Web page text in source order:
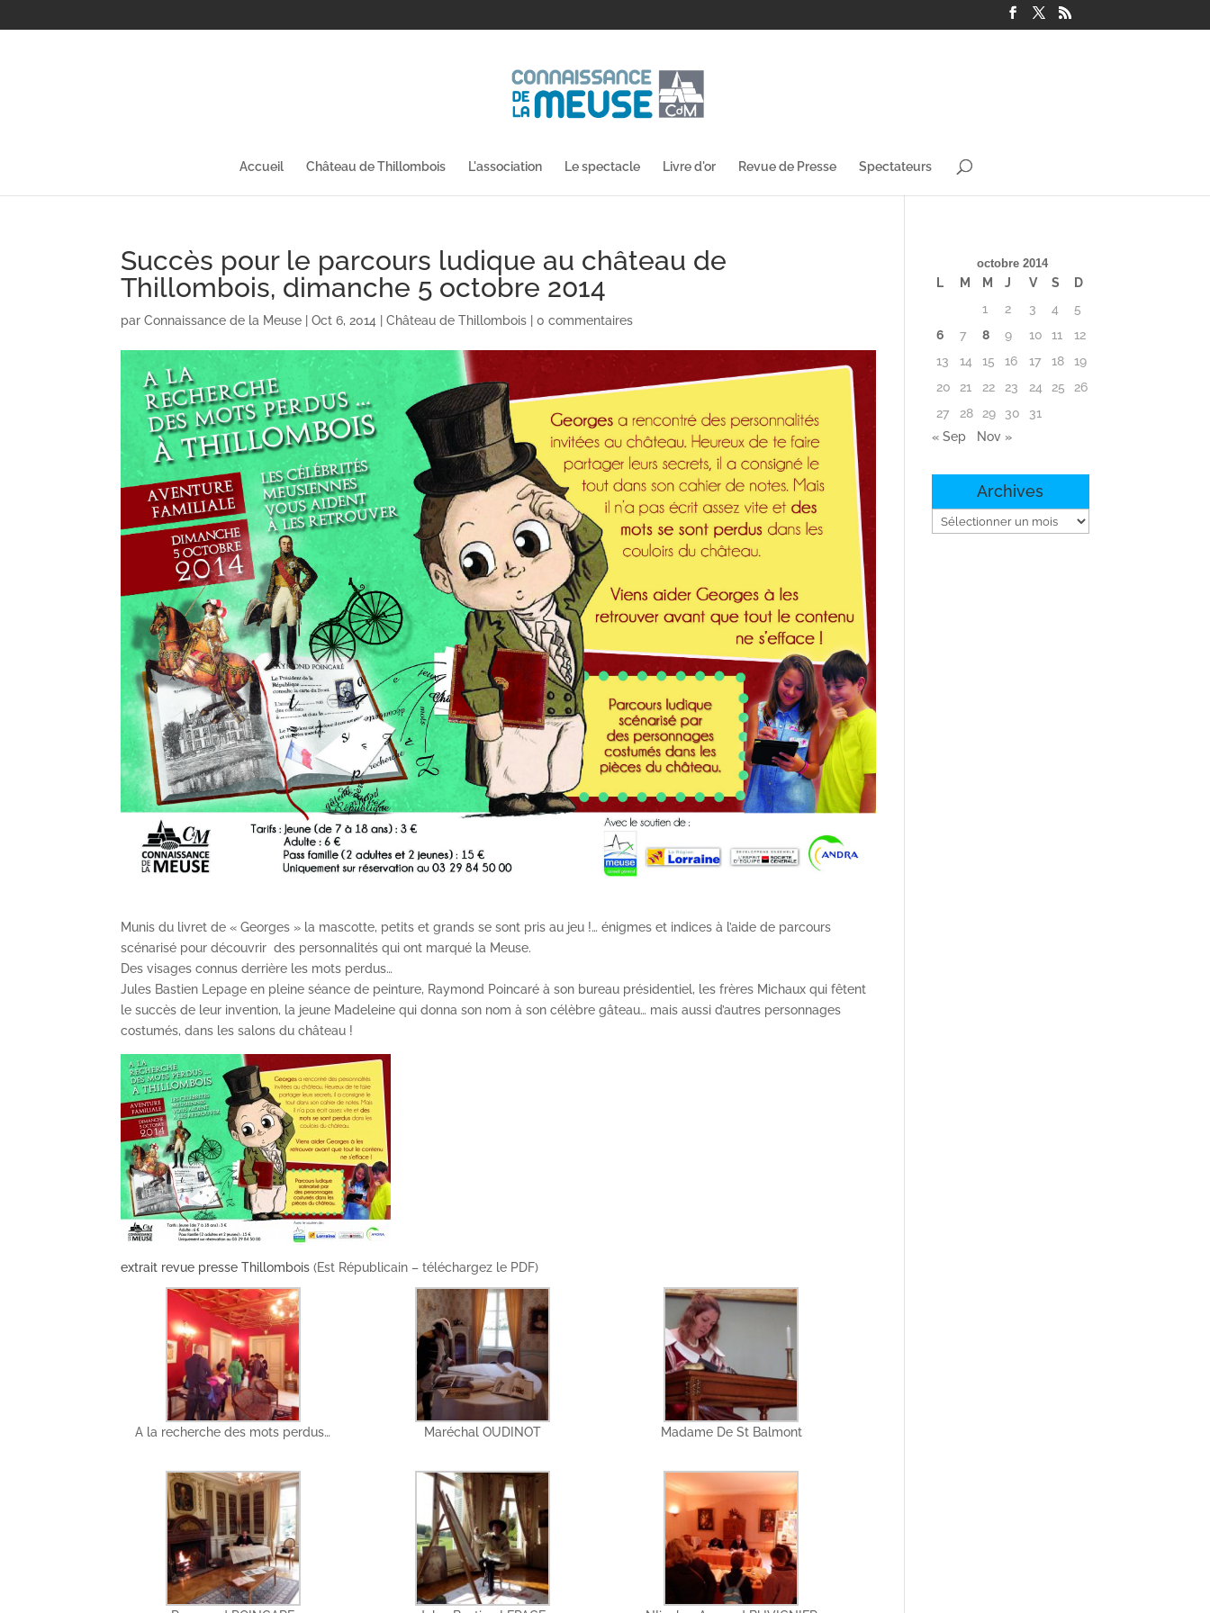
Accueil Château de Thillombois L'association Le spectacle Livre d'or Revue de Presse Spectateurs
Succès pour le parcours ludique au château de
Thillombois, dimanche 5 octobre 2014
parConnaissance de la Meuse |Oct 6, 2014 |Château de Thillombois |0 commentaires
Munis du livret de « Georges » la mascotte, petits et grands se sont pris au jeu !… énigmes et indices à l’aide de parcours
scénarisé pour découvrir des personnalités qui ont marqué la Meuse.
Des visages connus derrière les mots perdus…
Jules Bastien Lepage en pleine séance de peinture, Raymond Poincaré à son bureau présidentiel, les frères Michaux qui fêtent
le succès de leur invention, la jeune Madeleine qui donna son nom à son célèbre gâteau… mais aussi d’autres personnages
costumés, dans les salons du château !
extrait revue presse Thillombois (Est Républicain – téléchargez le PDF)
A la recherche des mots perdus… Maréchal OUDINOT Madame De St Balmont
octobre 2014
L M M J V S
D
1
2 3 4
5
6
7 8 9 10 11
12
13
14 15 16 17 18
19
20
21 22 23 24 25
26
27
28 29 30
31
« Sep
Nov »
Archives
Archives